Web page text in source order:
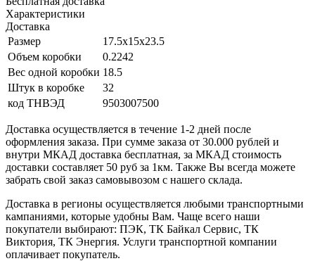
Характеристики
Доставка
Размер
17.5x15x23.5
Объем коробки
0.2242
Вес одной коробки 18.5
Штук в коробке
32
код ТНВЭД
9503007500
Доставка осуществляется в течение 1-2 дней после
оформления заказа. При сумме заказа от 30.000 рублей и
внутри МКАД доставка бесплатная, за МКАД стоимость
доставки составляет 50 руб за 1км. Также Вы всегда можете
забрать свой заказ самовывозом с нашего склада.
Доставка в регионы осуществляется любыми транспортными
кампаниями, которые удобны Вам. Чаще всего наши
покупатели выбирают: ПЭК, ТК Байкал Сервис, ТК
Виктория, ТК Энергия. Услуги транспортной компании
оплачивает покупатель.